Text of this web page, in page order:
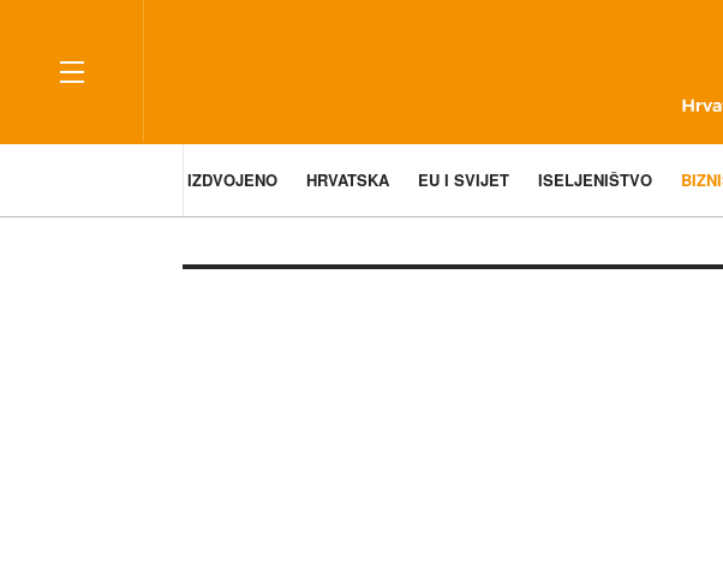
IZDVOJENO HRVATSKA EU I SVIJET ISELJENIŠTVO